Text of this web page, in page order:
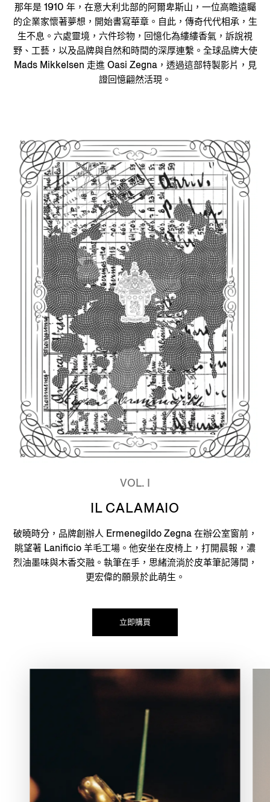
那年是 1910 年，在意大利北部的阿爾卑斯山，一位高瞻遠矚
的企業家懷著夢想，開始書寫華章。自此，傳奇代代相承，生
生不息。六處靈境，六件珍物，回憶化為縷縷香氣，訴說視
野、工藝，以及品牌與自然和時間的深厚連繫。全球品牌大使
Mads Mikkelsen 走進 Oasi Zegna，透過這部特製影片，見
證回憶翩然活現。
VOL. I
IL CALAMAIO
破曉時分，品牌創辦人 Ermenegildo Zegna 在辦公室窗前，
眺望著 Lanificio 羊毛工場。他安坐在皮椅上，打開晨報，濃
烈油墨味與木香交融。執筆在手，思緒流淌於皮革筆記簿間，
更宏偉的願景於此萌生。
立即購買